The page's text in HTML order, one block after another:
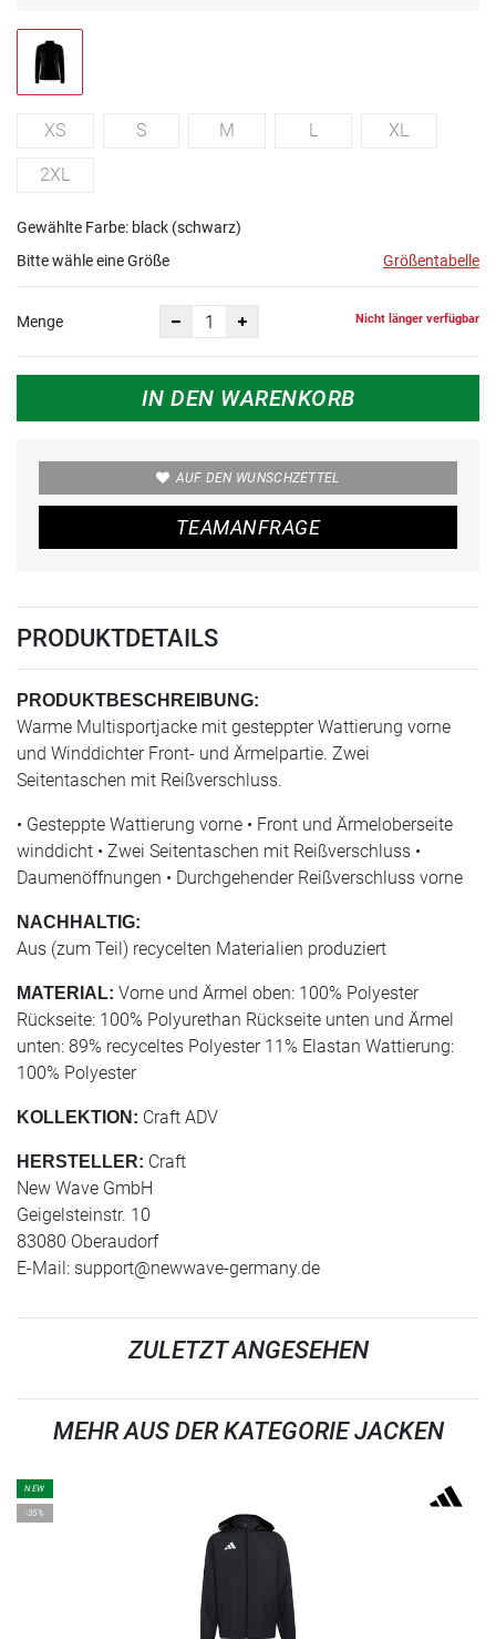
XS S M L XL
2XL
Gewählte Farbe: black (schwarz)
Bitte wähle eine Größe
Größentabelle
Menge Nicht länger verfügbar
IN DEN WARENKORB
AUF DEN WUNSCHZETTEL
TEAMANFRAGE
PRODUKTDETAILS
PRODUKTBESCHREIBUNG:
Warme Multisportjacke mit gesteppter Wattierung vorne
und Winddichter Front- und Ärmelpartie. Zwei
Seitentaschen mit Reißverschluss.
• Gesteppte Wattierung vorne • Front und Ärmeloberseite
winddicht • Zwei Seitentaschen mit Reißverschluss •
Daumenöffnungen • Durchgehender Reißverschluss vorne
NACHHALTIG:
Aus (zum Teil) recycelten Materialien produziert
MATERIAL: Vorne und Ärmel oben: 100% Polyester
Rückseite: 100% Polyurethan Rückseite unten und Ärmel
unten: 89% recyceltes Polyester 11% Elastan Wattierung:
100% Polyester
KOLLEKTION: Craft ADV
HERSTELLER: Craft
New Wave GmbH
Geigelsteinstr. 10
83080 Oberaudorf
E-Mail: support@newwave-germany.de
ZULETZT ANGESEHEN
MEHR AUS DER KATEGORIE JACKEN
NEW
-35%